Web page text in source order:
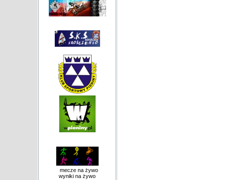
mecze na żywo
wyniki na żywo